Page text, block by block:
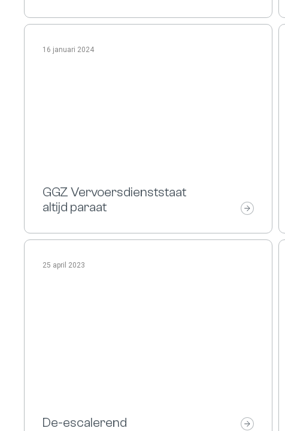
16 januari 2024
GGZ Vervoersdienststaat
altijd paraat
25 april 2023
De-escalerend